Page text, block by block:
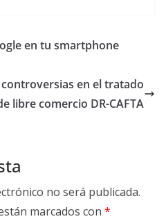
en tu smartphone
en el tratado
libre comercio DR-CAFTA
no será publicada.
marcados con *